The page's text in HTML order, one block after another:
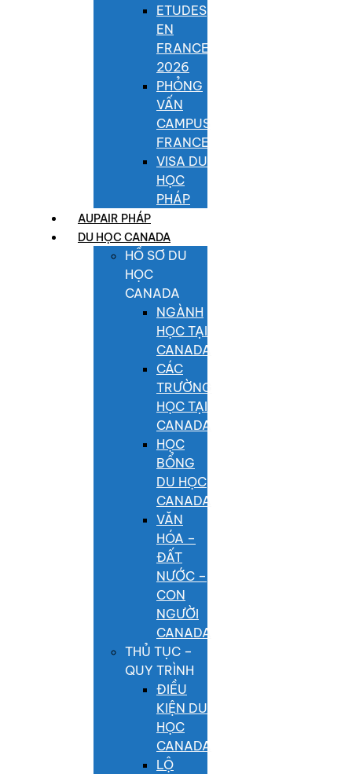
ETUDES
EN
FRANCE
2026
PHỎNG
VẤN
CAMPUS
FRANCE
VISA DU
HỌC
PHÁP
AUPAIR PHÁP
DU HỌC CANADA
HỒ SƠ DU
HỌC
CANADA
NGÀNH
HỌC TẠI
CANADA
CÁC
TRƯỜNG
HỌC TẠI
CANADA
HỌC
BỔNG
DU HỌC
CANADA
VĂN
HÓA –
ĐẤT
NƯỚC –
CON
NGƯỜI
CANADA
THỦ TỤC –
QUY TRÌNH
ĐIỀU
KIỆN DU
HỌC
CANADA
LỘ